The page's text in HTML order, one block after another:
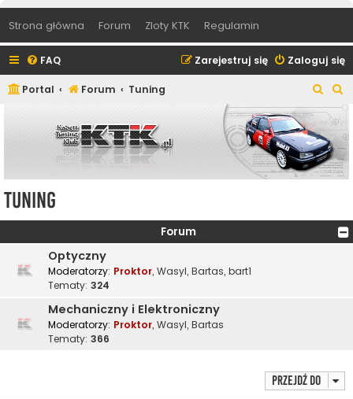
Strona główna Forum Zloty KTK Regulamin
FAQ Zaloguj się
Zarejestruj się
Portal Forum Tuning
z
u
k
z
u
k
a
Tuning
Forum
Optyczny
Moderatorzy: Proktor, Wasyl, Bartas, bart1
Tematy: 324
Mechaniczny i Elektroniczny
Moderatorzy: Proktor, Wasyl, Bartas
Tematy: 366
Przejdź do